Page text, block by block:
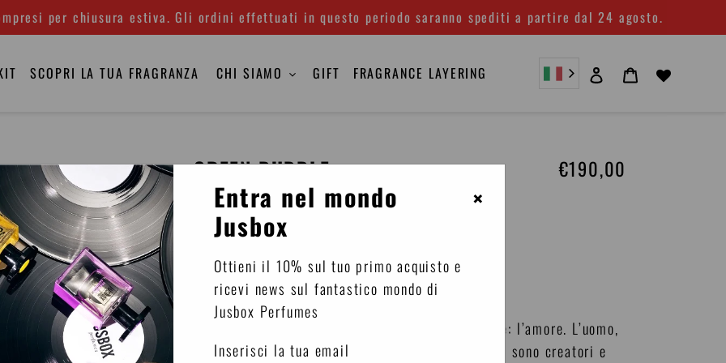
per chiusura estiva. Gli ordini effettuati in questo periodo saranno spediti a partire dal 24 agosto.
SCOPRI LA TUA FRAGRANZA CHI SIAMO GIFT FRAGRANCE LAYERING Accedi Carrello
GREEN BUBBLE €190,00
Eau de parfum
Famiglia olfattiva
Naso: Julien Rasquinet
Concentrazione: 20%
Paradiso terrestre dominato dal peccato originale: l’amore. L’uomo,
la sua cultura popolare, il lento vivere quotidiano sono creatori e
×
Entra nel mondo
Jusbox
Ottieni il 10% sul tuo primo acquisto e
ricevi news sul fantastico mondo di
Jusbox Perfumes
Inserisci la tua email